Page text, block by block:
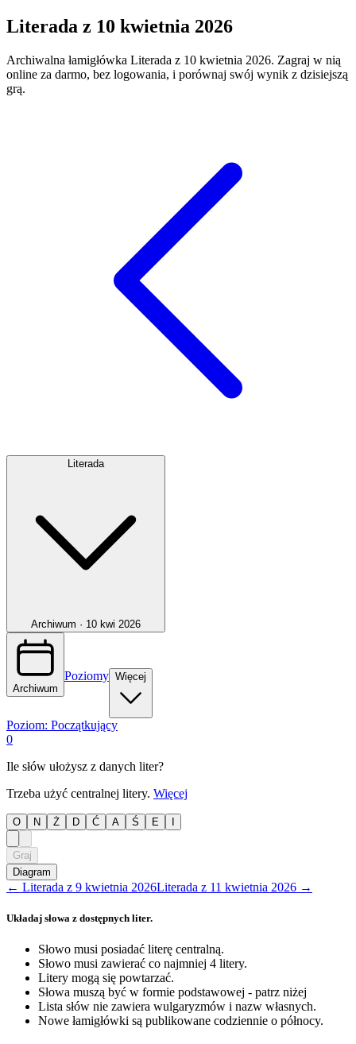
Literada z 10 kwietnia 2026
Archiwalna łamigłówka Literada z 10 kwietnia 2026. Zagraj w nią
online za darmo, bez logowania, i porównaj swój wynik z dzisiejszą
grą.
Literada
Archiwum · 10 kwi 2026
Archiwum
Poziomy Więcej
Poziom: Początkujący
0
Ile słów ułożysz z danych liter?
Trzeba użyć centralnej litery. Więcej
O N Ż D Ć A Ś E
Graj
Diagram
← Literada z 9 kwietnia 2026Literada z 11 kwietnia 2026 →
Układaj słowa z dostępnych liter.
Słowo musi posiadać literę centralną.
Słowo musi zawierać co najmniej 4 litery.
Litery mogą się powtarzać.
Słowa muszą być w formie podstawowej - patrz niżej
Lista słów nie zawiera wulgaryzmów i nazw własnych.
Nowe łamigłówki są publikowane codziennie o północy.